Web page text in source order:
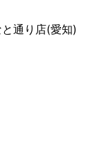
通り店(愛知)